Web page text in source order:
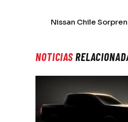
Nissan Chile
NOTICIAS